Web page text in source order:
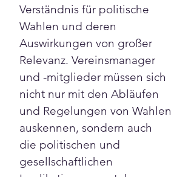
Verständnis für politische
Wahlen und deren
Auswirkungen von großer
Relevanz. Vereinsmanager
und -mitglieder müssen sich
nicht nur mit den Abläufen
und Regelungen von Wahlen
auskennen, sondern auch
die politischen und
gesellschaftlichen